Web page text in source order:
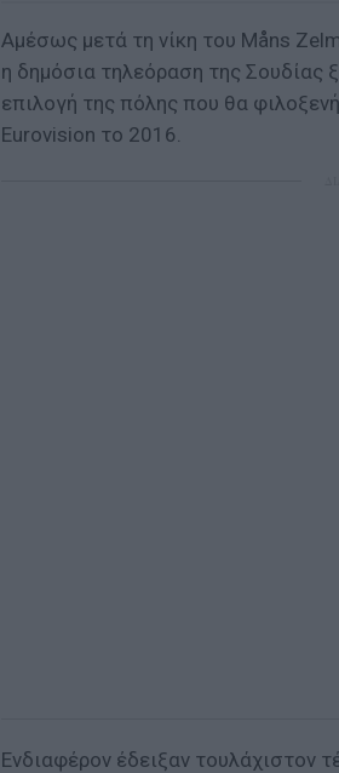
Αμέσως μετά τη νίκη του Måns
η δημόσια τηλεόραση της Σουδίας
επιλογή της πόλης που θα
Eurovision το 2016.
Ενδιαφέρον έδειξαν τουλάχιστον